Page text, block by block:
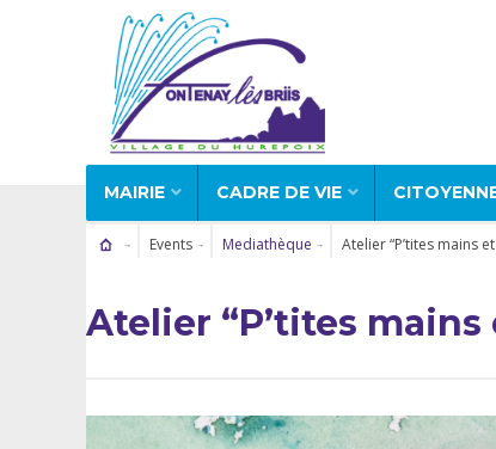
MAIRIE CADRE DE VIE
Events Mediathèque Atelier “P’tites mains
Atelier “P’tites mains